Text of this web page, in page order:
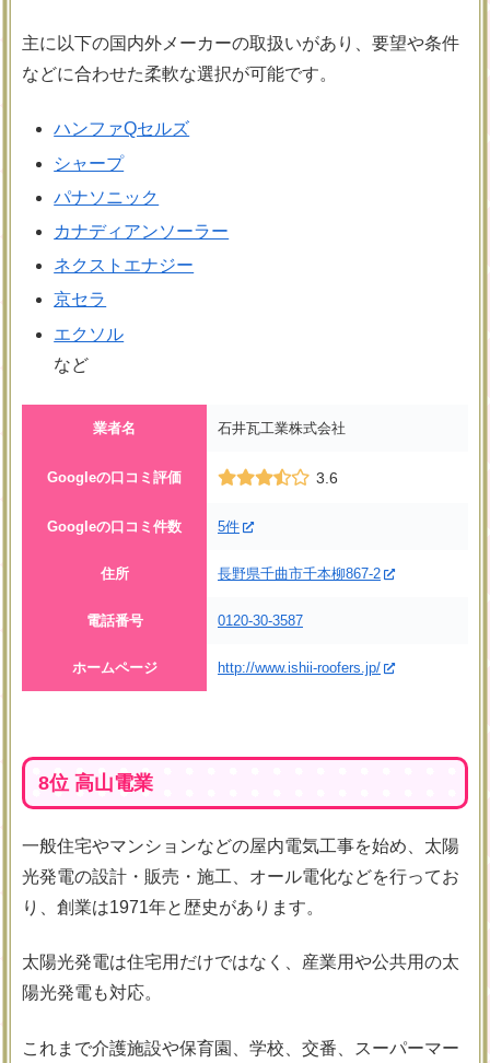
主に以下の国内外メーカーの取扱いがあり、要望や条件
などに合わせた柔軟な選択が可能です。
ハンファQセルズ
シャープ
パナソニック
カナディアンソーラー
ネクストエナジー
京セラ
エクソル
など
業者名 石井瓦工業株式会社
Googleの口コミ評価 3.6
Googleの口コミ件数 5件
住所 長野県千曲市千本柳867-2
電話番号 0120-30-3587
ホームページ http://www.ishii-roofers.jp/
8位 高山電業
一般住宅やマンションなどの屋内電気工事を始め、太陽
光発電の設計・販売・施工、オール電化などを行ってお
り、創業は1971年と歴史があります。
太陽光発電は住宅用だけではなく、産業用や公共用の太
陽光発電も対応。
これまで介護施設や保育園、学校、交番、スーパーマー